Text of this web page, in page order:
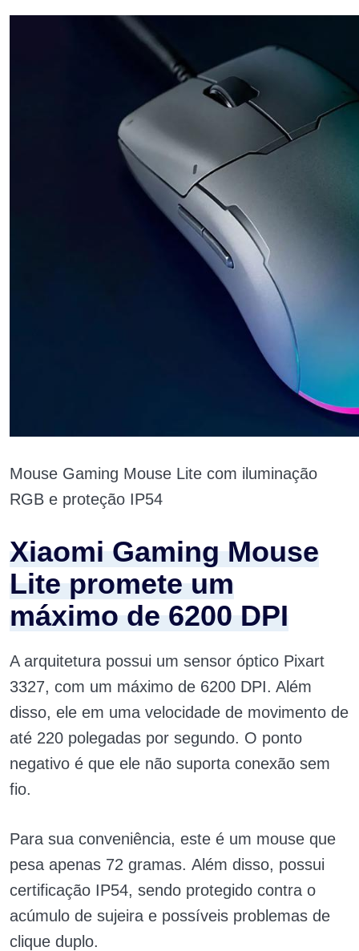
Mouse Gaming Mouse Lite com iluminação
RGB e proteção IP54
Xiaomi Gaming Mouse
Lite promete um
máximo de 6200 DPI
A arquitetura possui um sensor óptico Pixart
3327, com um máximo de 6200 DPI. Além
disso, ele em uma velocidade de movimento de
até 220 polegadas por segundo. O ponto
negativo é que ele não suporta conexão sem
fio.
Para sua conveniência, este é um mouse que
pesa apenas 72 gramas. Além disso, possui
certificação IP54, sendo protegido contra o
acúmulo de sujeira e possíveis problemas de
clique duplo.